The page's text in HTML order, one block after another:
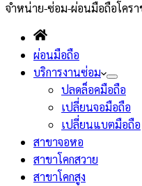
จำหน่าย-ซ่อม-ผ่อนมือถือโคร
ผ่อนมือถือ
บริการงานซ่อม
ปลดล็อคมือถือ
เปลี่ยนจอมือถือ
เปลี่ยนแบตมือถือ
สาขาจอหอ
สาขาโคกสวาย
สาขาโคกสูง